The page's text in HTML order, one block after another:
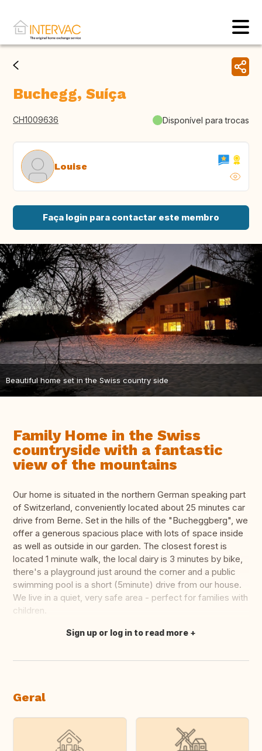
Buchegg, Suíça
CH1009636 Disponível para trocas
Louise
Faça login para contactar este membro
Beautiful home set in the Swiss country side
Family Home in the Swiss
countryside with a fantastic
view of the mountains
Our home is situated in the northern German speaking part
of Switzerland, conveniently located about 25 minutes car
drive from Berne. Set in the hills of the "Bucheggberg", we
offer a generous spacious place with lots of space inside
as well as outside in our garden. The closest forest is
located 1 minute walk, the local dairy is 3 minutes by bike,
there's a playground just around the corner and a public
swimming pool is a short (5minute) drive from our house.
We live in a quiet, very safe area - perfect for families with
children.
Fazer tradução
Sign up or log in to read more
Geral